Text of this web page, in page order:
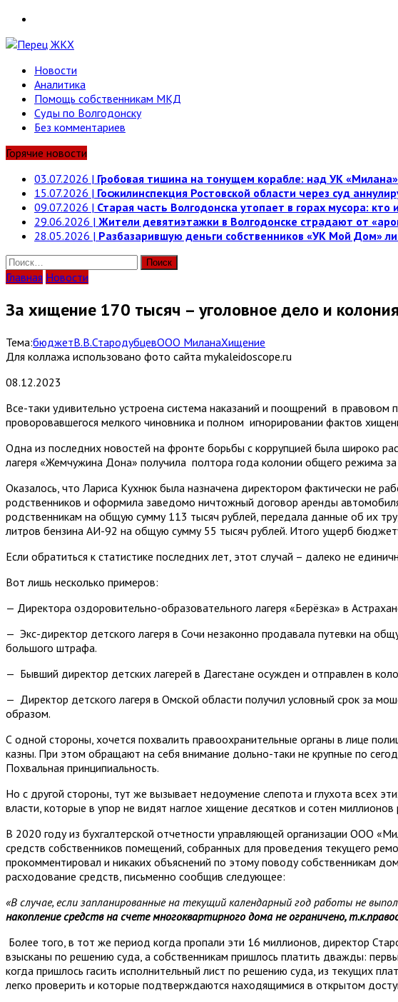
Новости
Аналитика
Помощь собственникам МКД
Суды по Волгодонску
Без комментариев
Горячие новости
03.07.2026 | Гробовая тишина на тонущем корабле: над УК
15.07.2026 | Госжилинспекция Ростовской области через суд
09.07.2026 | Старая часть Волгодонска утопает в горах мусора:
29.06.2026 | Жители девятиэтажки в Волгодонске страдают от
28.05.2026 | Разбазарившую деньги собственников «УК Мой Дом»
Найти:
Главная Новости
За хищение 170 тысяч – уголовное дело и
Тема:бюджетВ.В.СтародубцевООО МиланаХищение
Для коллажа использовано фото сайта mykaleidoscope.ru
08.12.2023
Все-таки удивительно устроена система наказаний и поощрений в
проворовавшегося мелкого чиновника и полном игнорировании фактов
Одна из последних новостей на фронте борьбы с коррупцией была широко
лагеря «Жемчужина Дона» получила полтора года колонии общего режима
Оказалось, что Лариса Кухнюк была назначена директором фактически не
родственников и оформила заведомо ничтожный договор аренды
родственникам на общую сумму 113 тысяч рублей, передала данные об их
литров бензина АИ-92 на общую сумму 55 тысяч рублей. Итого ущерб
Если обратиться к статистике последних лет, этот случай – далеко не
Вот лишь несколько примеров:
— Директора оздоровительно-образовательного лагеря «Берёзка» в
— Экс-директор детского лагеря в Сочи незаконно продавала путевки на
большого штрафа.
— Бывший директор детских лагерей в Дагестане осужден и отправлен в
— Директор детского лагеря в Омской области получил условный срок за
образом.
С одной стороны, хочется похвалить правоохранительные органы в лице
казны. При этом обращают на себя внимание дольно-таки не крупные по
Похвальная принципиальность.
Но с другой стороны, тут же вызывает недоумение слепота и глухота всех
власти, которые в упор не видят наглое хищение десятков и сотен
В 2020 году из бухгалтерской отчетности управляющей организации ООО
средств собственников помещений, собранных для проведения текущего
прокомментировал и никаких объяснений по этому поводу собственникам
расходование средств, письменно сообщив следующее:
«В случае, если запланированные на текущий календарный год работы не
накопление средств на счете многоквартирного дома не ограничено,
Более того, в тот же период когда пропали эти 16 миллионов, директор
взысканы по решению суда, а собственникам пришлось платить дважды:
когда пришлось гасить исполнительный лист по решению суда, из текущих
легко проверить и которые подтверждаются находящимися в открытом